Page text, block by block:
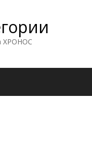
ХРОНОС